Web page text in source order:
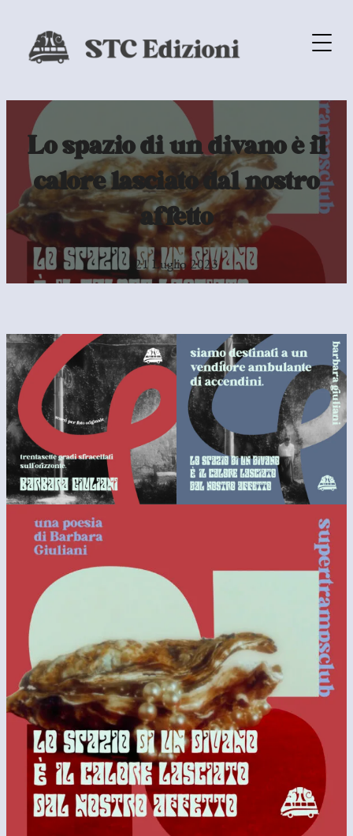
Lo spazio di un divano è il
calore lasciato dal nostro
affetto
21 Luglio 2023